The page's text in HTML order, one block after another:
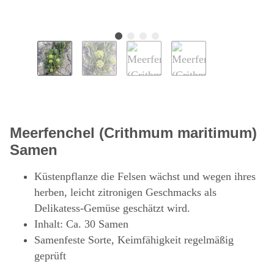
Meerfenchel (Crithmum maritimum)
Samen
Küstenpflanze die Felsen wächst und wegen ihres
herben, leicht zitronigen Geschmacks als
Delikatess-Gemüse geschätzt wird.
Inhalt: Ca. 30 Samen
Samenfeste Sorte, Keimfähigkeit regelmäßig
geprüft